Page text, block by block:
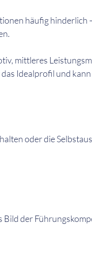
häufig hinderlich
mittleres
Idealprofil und
oder die
Bild der